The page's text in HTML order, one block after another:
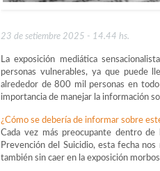
23 de setiembre 2025 - 14.44 hs.
La exposición mediática
personas vulnerables, ya que puede
alrededor de 800 mil personas en
importancia de manejar la información
¿Cómo se debería de informar sobre
Cada vez más preocupante dentro
Prevención del Suicidio, esta fecha
también sin caer en la exposición